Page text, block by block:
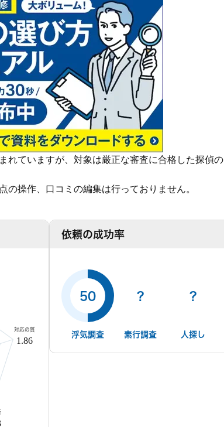
均１６台～２２台（他社平均の約8倍！)
０W前後（他社平均の約6倍！)
す。
え) 続きを読む
あとから請求は時間延長以外一切なし！
ンを、オーダーメイドで提案します。
とから請求は時間延長以外一切なし！
ンを、オーダーメイドで提案します。
8/13 8/14 8/15
料相談/見積もり
れていますが、対象は厳正な審査に合格した探偵の
操作、口コミの編集は行っておりません。
対応の質
1.86
依頼の成功率
50
浮気調査
?
素行調査
?
人探し